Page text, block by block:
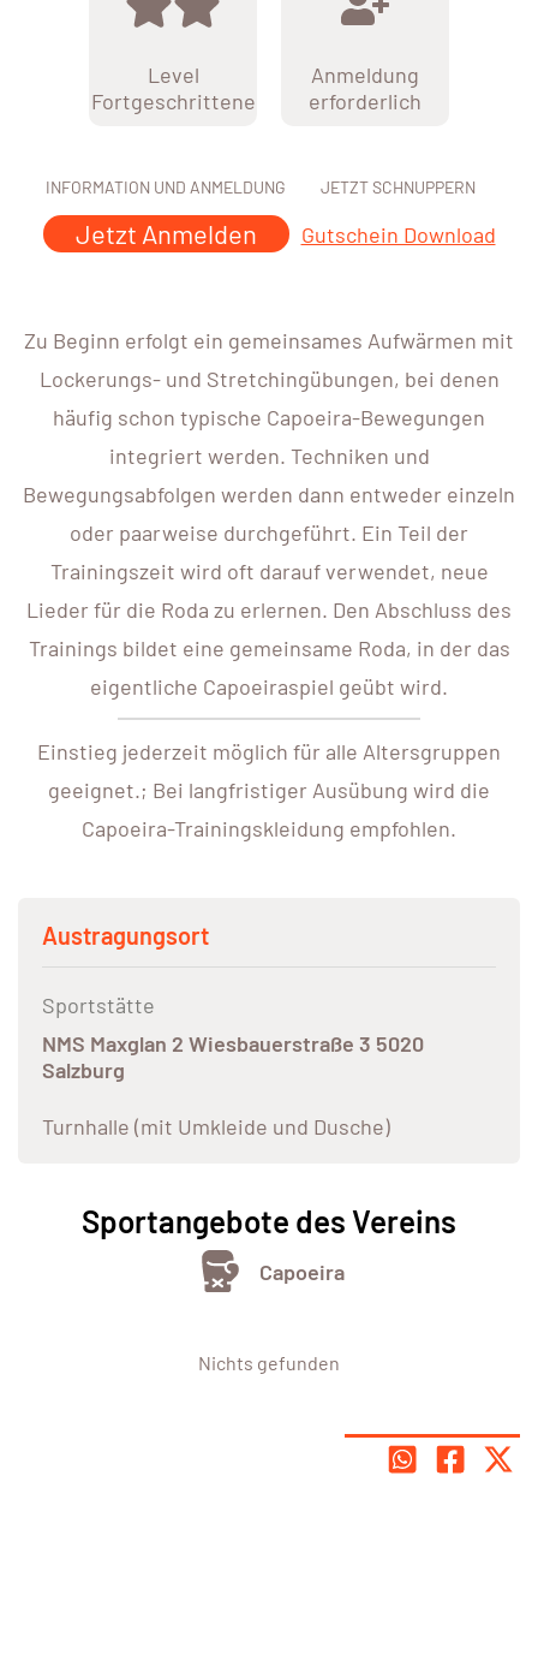
Level
Fortgeschrittene
Anmeldung
erforderlich
INFORMATION UND ANMELDUNG
Jetzt Anmelden
JETZT SCHNUPPERN
Gutschein Download
Zu Beginn erfolgt ein gemeinsames Aufwärmen mit
Lockerungs- und Stretchingübungen, bei denen
häufig schon typische Capoeira-Bewegungen
integriert werden. Techniken und
Bewegungsabfolgen werden dann entweder einzeln
oder paarweise durchgeführt. Ein Teil der
Trainingszeit wird oft darauf verwendet, neue
Lieder für die Roda zu erlernen. Den Abschluss des
Trainings bildet eine gemeinsame Roda, in der das
eigentliche Capoeiraspiel geübt wird.
Einstieg jederzeit möglich für alle Altersgruppen
geeignet.; Bei langfristiger Ausübung wird die
Capoeira-Trainingskleidung empfohlen.
Austragungsort
Sportstätte
NMS Maxglan 2 Wiesbauerstraße 3 5020
Salzburg
Turnhalle (mit Umkleide und Dusche)
Sportangebote des Vereins
Capoeira
Nichts gefunden